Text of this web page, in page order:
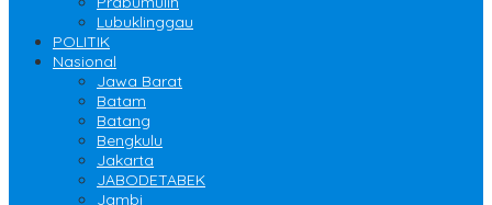
Lubuklinggau
POLITIK
Nasional
Jawa Barat
Batam
Batang
Bengkulu
Jakarta
JABODETABEK
Jambi